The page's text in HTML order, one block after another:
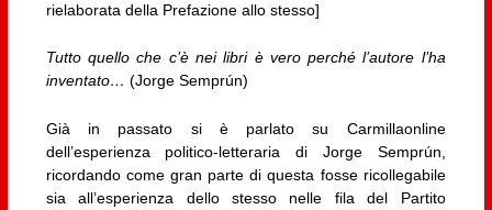
rielaborata della Prefazione allo stesso]
Tutto quello che c’è nei libri è vero perché l’autore l’ha
inventato… (Jorge Semprún)
Già in passato si è parlato su Carmillaonline
dell’esperienza politico-letteraria di Jorge Semprún,
ricordando come gran parte di questa fosse ricollegabile
sia all’esperienza dello stesso nelle fila del Partito